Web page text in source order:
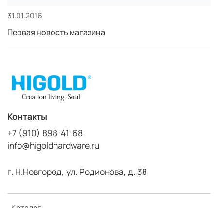
31.01.2016
Первая новость магазина
Контакты
+7 (910) 898-41-68
info@higoldhardware.ru
г. Н.Новгород, ул. Родионова, д. 38